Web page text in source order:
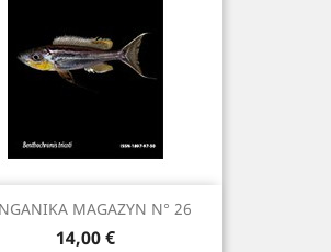
MAGAZYN N° 26
Prix
14,00 €